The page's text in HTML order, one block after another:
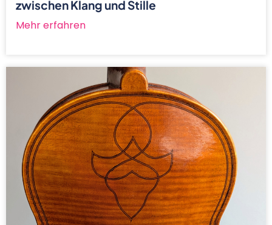
zwischen Klang und Stille
Mehr erfahren